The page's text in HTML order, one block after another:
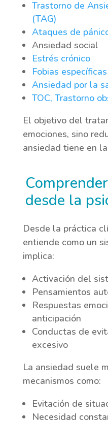
Trastorno de
(TAG)
Ataques de
Ansiedad social
Estrés crónico
Fobias específicas
Ansiedad por la
TOC, Trastorno
El objetivo del
emociones, sino
ansiedad tiene en
desde la
Desde la práctica
entiende como un
implica:
Activación del
Pensamientos
Respuestas
anticipación
Conductas de
excesivo
La ansiedad suele
mecanismos como:
Evitación de
Necesidad